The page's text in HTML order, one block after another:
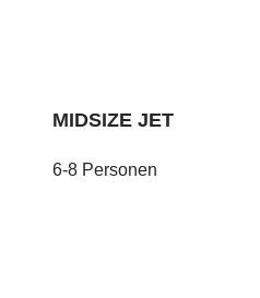
MIDSIZE JET
6-8 Personen